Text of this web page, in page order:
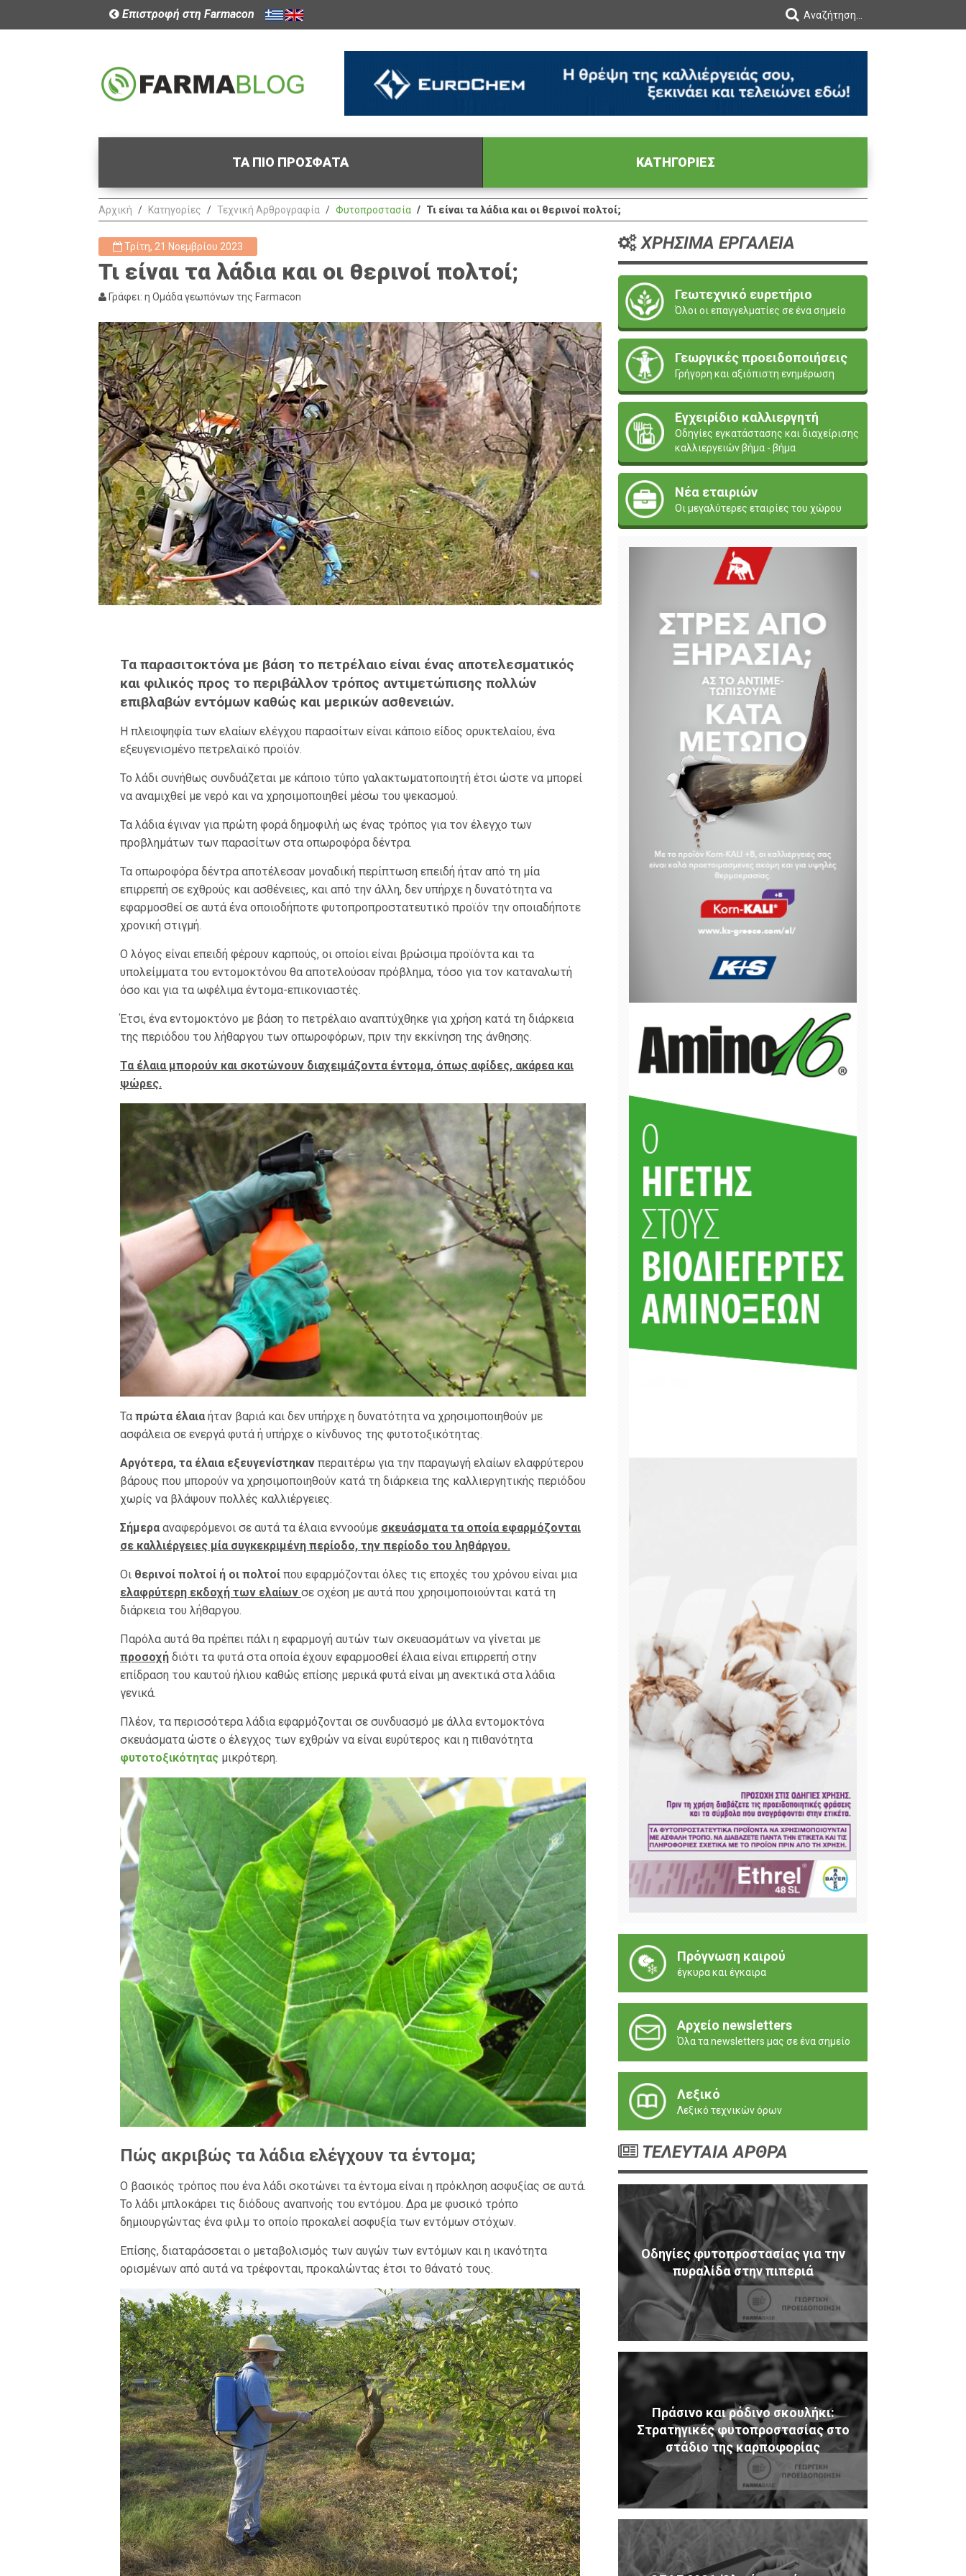
Επιστροφή στη Farmacon
ΤΑ ΠΙΟ ΠΡΟΣΦΑΤΑ ΚΑΤΗΓΟΡΙΕΣ
Αρχική Κατηγορίες Τεχνική Αρθρογραφία Φυτοπροστασία Τι είναι τα λάδια και οι θερινοί πολτοί;
Τρίτη, 21 Νοεμβρίου 2023
Τι είναι τα λάδια και οι θερινοί πολτοί;
Γράφει: η Ομάδα γεωπόνων της Farmacon
Τα παρασιτοκτόνα με βάση το πετρέλαιο είναι ένας αποτελεσματικός
και φιλικός προς το περιβάλλον τρόπος αντιμετώπισης πολλών
επιβλαβών εντόμων καθώς και μερικών ασθενειών.
Η πλειοψηφία των ελαίων ελέγχου παρασίτων είναι κάποιο είδος ορυκτελαίου, ένα
εξευγενισμένο πετρελαϊκό προϊόν.
Το λάδι συνήθως συνδυάζεται με κάποιο τύπο γαλακτωματοποιητή έτσι ώστε να μπορεί
να αναμιχθεί με νερό και να χρησιμοποιηθεί μέσω του ψεκασμού.
Τα λάδια έγιναν για πρώτη φορά δημοφιλή ως ένας τρόπος για τον έλεγχο των
προβλημάτων των παρασίτων στα οπωροφόρα δέντρα.
Τα οπωροφόρα δέντρα αποτέλεσαν μοναδική περίπτωση επειδή ήταν από τη μία
επιρρεπή σε εχθρούς και ασθένειες, και από την άλλη, δεν υπήρχε η δυνατότητα να
εφαρμοσθεί σε αυτά ένα οποιοδήποτε φυτοπροπροστατευτικό προϊόν την οποιαδήποτε
χρονική στιγμή.
Ο λόγος είναι επειδή φέρουν καρπούς, οι οποίοι είναι βρώσιμα προϊόντα και τα
υπολείμματα του εντομοκτόνου θα αποτελούσαν πρόβλημα, τόσο για τον καταναλωτή
όσο και για τα ωφέλιμα έντομα-επικονιαστές.
Έτσι, ένα εντομοκτόνο με βάση το πετρέλαιο αναπτύχθηκε για χρήση κατά τη διάρκεια
της περιόδου του λήθαργου των οπωροφόρων, πριν την εκκίνηση της άνθησης.
Τα έλαια μπορούν και σκοτώνουν διαχειμάζοντα έντομα, όπως αφίδες, ακάρεα και
ψώρες.
Τα πρώτα έλαια ήταν βαριά και δεν υπήρχε η δυνατότητα να χρησιμοποιηθούν με
ασφάλεια σε ενεργά φυτά ή υπήρχε ο κίνδυνος της φυτοτοξικότητας.
Αργότερα, τα έλαια εξευγενίστηκαν περαιτέρω για την παραγωγή ελαίων ελαφρύτερου
βάρους που μπορούν να χρησιμοποιηθούν κατά τη διάρκεια της καλλιεργητικής περιόδου
χωρίς να βλάψουν πολλές καλλιέργειες.
Σήμερα αναφερόμενοι σε αυτά τα έλαια εννοούμε σκευάσματα τα οποία εφαρμόζονται
σε καλλιέργειες μία συγκεκριμένη περίοδο, την περίοδο του ληθάργου.
Οι θερινοί πολτοί ή οι πολτοί που εφαρμόζονται όλες τις εποχές του χρόνου είναι μια
ελαφρύτερη εκδοχή των ελαίων σε σχέση με αυτά που χρησιμοποιούνται κατά τη
διάρκεια του λήθαργου.
Παρόλα αυτά θα πρέπει πάλι η εφαρμογή αυτών των σκευασμάτων να γίνεται με
προσοχή διότι τα φυτά στα οποία έχουν εφαρμοσθεί έλαια είναι επιρρεπή στην
επίδραση του καυτού ήλιου καθώς επίσης μερικά φυτά είναι μη ανεκτικά στα λάδια
γενικά.
Πλέον, τα περισσότερα λάδια εφαρμόζονται σε συνδυασμό με άλλα εντομοκτόνα
σκευάσματα ώστε ο έλεγχος των εχθρών να είναι ευρύτερος και η πιθανότητα
φυτοτοξικότητας μικρότερη.
Πώς ακριβώς τα λάδια ελέγχουν τα έντομα;
Ο βασικός τρόπος που ένα λάδι σκοτώνει τα έντομα είναι η πρόκληση ασφυξίας σε αυτά.
Το λάδι μπλοκάρει τις διόδους αναπνοής του εντόμου. Δρα με φυσικό τρόπο
δημιουργώντας ένα φιλμ το οποίο προκαλεί ασφυξία των εντόμων στόχων.
Επίσης, διαταράσσεται ο μεταβολισμός των αυγών των εντόμων και η ικανότητα
ορισμένων από αυτά να τρέφονται, προκαλώντας έτσι το θάνατό τους.
ΧΡΗΣΙΜΑ ΕΡΓΑΛΕΙΑ
Γεωτεχνικό ευρετήριο
Όλοι οι επαγγελματίες σε ένα σημείο
Γεωργικές προειδοποιήσεις
Γρήγορη και αξιόπιστη ενημέρωση
Εγχειρίδιο καλλιεργητή
Οδηγίες εγκατάστασης και διαχείρισης
καλλιεργειών βήμα - βήμα
Νέα εταιριών
Οι μεγαλύτερες εταιρίες του χώρου
Πρόγνωση καιρού
έγκυρα και έγκαιρα
Αρχείο newsletters
Όλα τα newsletters μας σε ένα σημείο
Λεξικό
Λεξικό τεχνικών όρων
ΤΕΛΕΥΤΑΙΑ ΑΡΘΡΑ
Οδηγίες φυτοπροστασίας για την
πυραλίδα στην πιπεριά
Πράσινο και ρόδινο σκουλήκι:
Στρατηγικές φυτοπροστασίας στο
στάδιο της καρποφορίας